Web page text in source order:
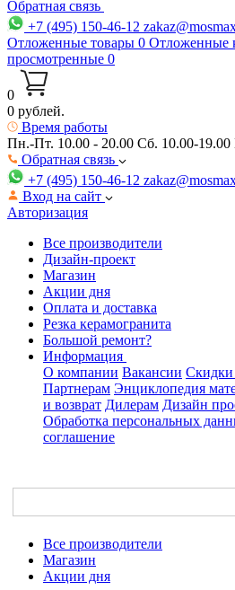
Обратная связь
+7 (495) 150-46-12
Отложенные товары 0 Отложенные
просмотренные 0
0
0 рублей.
Время работы
Пн.-Пт. 10.00 - 20.00 Сб. 10.00-19.00
Обратная связь
+7 (495) 150-46-12
Вход на сайт
Авторизация
Все производители
Дизайн-проект
Магазин
Акции дня
Оплата и доставка
Резка керамогранита
Большой ремонт?
Информация
О компании Вакансии
Партнерам Энциклопедия
и возврат Дилерам Дизайн
Обработка персональных
соглашение
Все производители
Магазин
Акции дня